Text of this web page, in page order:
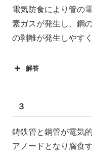
電気防食により管の
素ガスが発生し、鋼
の剥離が発生しやすく
解答
３
鋳鉄管と鋼管が電気
アノードとなり腐食